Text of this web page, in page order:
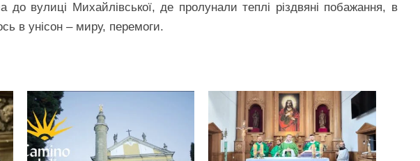
до вулиці Михайлівської, де пролунали теплі різдвяні побажання, в
в унісон – миру, перемоги.